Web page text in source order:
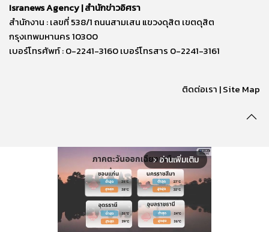
Isranews Agency | สำนักข่าวอิศรา
สำนักงาน : เลขที่ 538/1 ถนนสามเสน แขวงดุสิต เขตดุสิต
กรุงเทพมหานคร 10300
เบอร์โทรศัพท์ : 0-2241-3160 เบอร์โทรสาร 0-2241-3161
ติดต่อเรา | Site Map
arrow_forward_ios อ่านเพิ่มเติม